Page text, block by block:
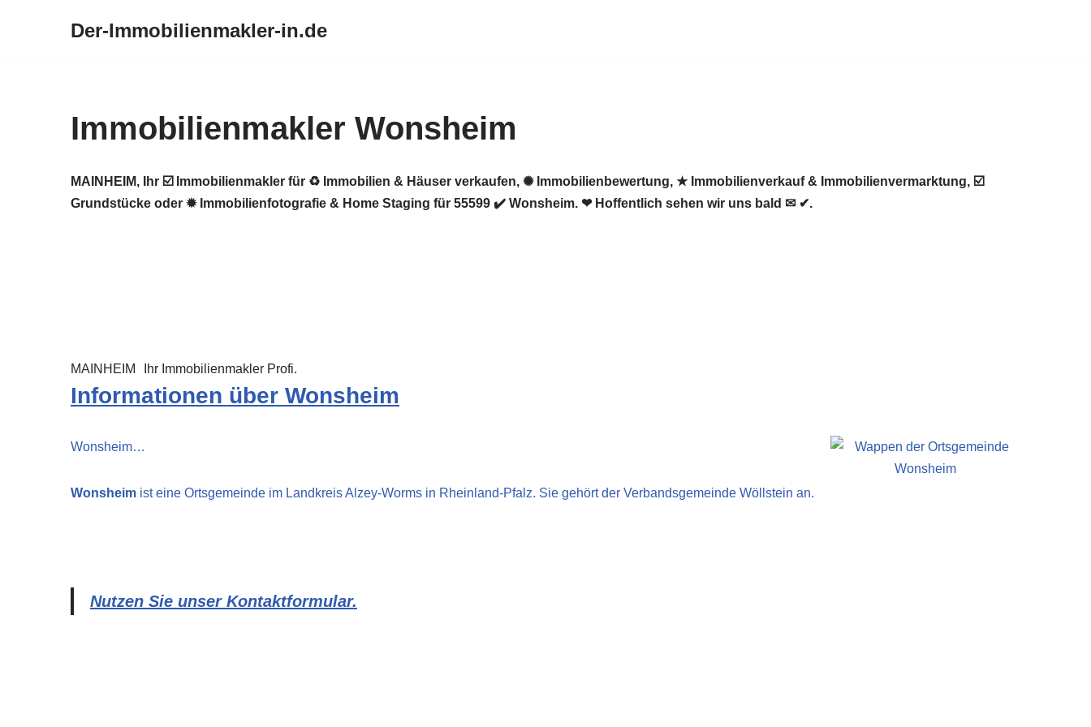
Der-Immobilienmakler-in.de
Immobilienmakler Wonsheim
MAINHEIM, Ihr ☑️ Immobilienmakler für ♻ Immobilien & Häuser verkaufen, ✺ Immobilienbewertung, ★ Immobilienverkauf & Immobilienvermarktung, ☑️
Grundstücke oder ✹ Immobilienfotografie & Home Staging für 55599 ✔️ Wonsheim. ❤ Hoffentlich sehen wir uns bald ✉ ✔.
MAINHEIM Ihr Immobilienmakler Profi.
Informationen über Wonsheim
Wonsheim…
Wonsheim ist eine Ortsgemeinde im Landkreis Alzey-Worms in Rheinland-Pfalz. Sie gehört der Verbandsgemeinde Wöllstein an.
Nutzen Sie unser Kontaktformular.